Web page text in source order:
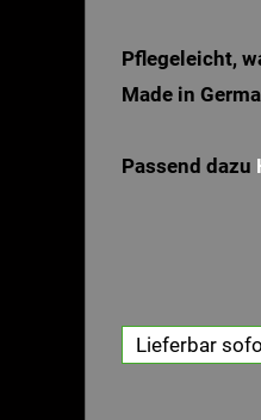
Pflegeleicht,
Made in
Passend dazu
Lieferbar